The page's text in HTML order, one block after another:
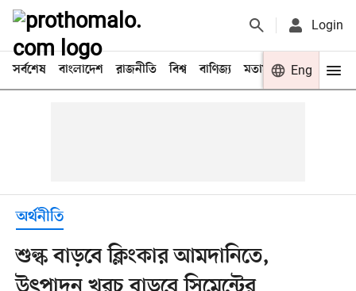
Login
সর্বশেষ বাংলাদেশ রাজনীতি বিশ্ব বাণিজ্য মতামত খেলা
Eng
অর্থনীতি
শুল্ক বাড়বে ক্লিংকার আমদানিতে,